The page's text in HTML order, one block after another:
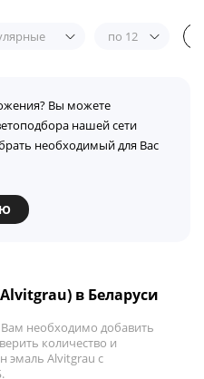
по 12
Вы можете
нашей сети
необходимый для Вас
в Беларуси
Вам необходимо добавить
количество и
эмаль Alvitgrau с